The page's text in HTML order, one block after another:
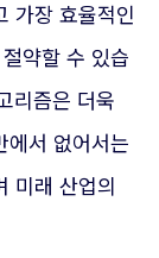
가장 효율적인
약할 수 있습
리즘은 더욱
에서 없어서는
미래 산업의